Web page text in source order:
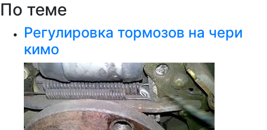
По теме
Регулировка тормозов на чери
кимо